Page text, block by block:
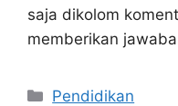
saja dikolom
memberikan
Kategori
Pendidikan